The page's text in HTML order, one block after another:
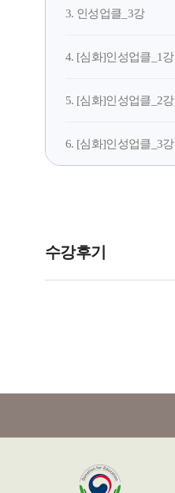
3. 인성업클_3강
4. [심화]인성업클_1강
5. [심화]인성업클_2강
6. [심화]인성업클_3강